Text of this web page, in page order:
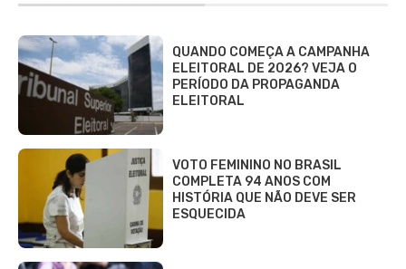
QUANDO COMEÇA A CAMPANHA
ELEITORAL DE 2026? VEJA O
PERÍODO DA PROPAGANDA
ELEITORAL
VOTO FEMININO NO BRASIL
COMPLETA 94 ANOS COM
HISTÓRIA QUE NÃO DEVE SER
ESQUECIDA